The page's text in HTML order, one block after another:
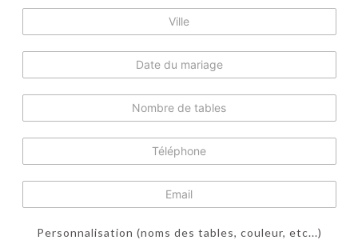
Personnalisation (noms des tables, couleur, etc...)